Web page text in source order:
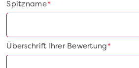
*
Spitzname
*
Überschrift Ihrer Bewertung